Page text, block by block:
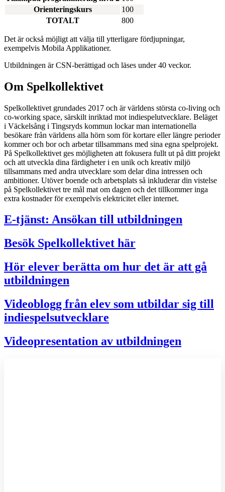
Orienteringskurs
100
TOTALT
800
Det är också möjligt att välja till ytterligare fördjupningar,
exempelvis Mobila Applikationer.
Utbildningen är CSN-berättigad och läses under 40 veckor.
Om Spelkollektivet
Spelkollektivet grundades 2017 och är världens största co-living och
co-working space, särskilt inriktad mot indiespelutvecklare. Beläget
i Väckelsång i Tingsryds kommun lockar man internationella
besökare från världens alla hörn som för kortare eller längre perioder
kommer och bor och arbetar tillsammans med sina egna spelprojekt.
På Spelkollektivet ges möjligheten att fokusera fullt ut på ditt projekt
och att utveckla dina färdigheter i en unik och kreativ miljö
tillsammans med andra utvecklare som delar dina intressen och
ambitioner. Utöver boende och arbetsplats så inkluderar din vistelse
på Spelkollektivet tre mål mat om dagen och det tillkommer inga
extra kostnader för exempelvis elektricitet eller internet.
E-tjänst: Ansökan till utbildningen
Besök Spelkollektivet här
Hör elever berätta om hur det är att gå
utbildningen
Videoblogg från elev som utbildar sig till
indiespelsutvecklare
Videopresentation av utbildningen